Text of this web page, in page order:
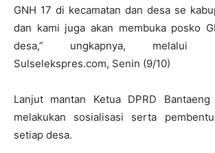
GNH 17 di kecamatan dan desa se
dan kami juga akan membuka posko
desa,” ungkapnya, melalui
Sulselekspres.com, Senin (9/10)
Lanjut mantan Ketua DPRD
melakukan sosialisasi serta
setiap desa.